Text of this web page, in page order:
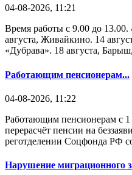
04-08-2026, 11:21
Время работы с 9.00 до 13.00.
августа, Живайкино. 14
«Дубрава». 18 августа,
Работающим пенсионерам...
04-08-2026, 11:22
Работающим пенсионерам с 1
перерасчёт пенсии на
реготделении Соцфонда РФ
Нарушение миграционного